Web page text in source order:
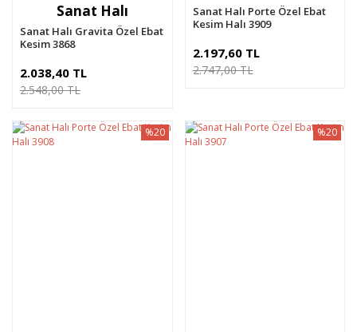
Sanat Halı
Sanat Halı Gravita Özel Ebat
Kesim 3868
2.038,40 TL
2.548,00 TL
Sanat Halı Porte Özel Ebat
Kesim Halı 3909
2.197,60 TL
2.747,00 TL
%20 %20